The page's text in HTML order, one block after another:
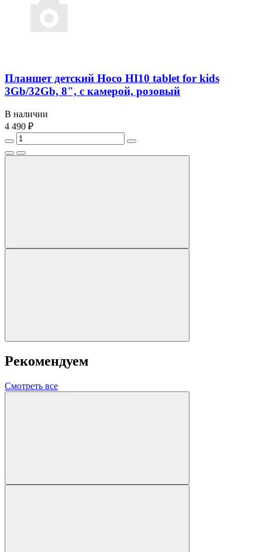
Планшет детский Hoco HI10 tablet for kids
3Gb/32Gb, 8", с камерой, розовый
В наличии
4 490 ₽
Рекомендуем
Смотреть все